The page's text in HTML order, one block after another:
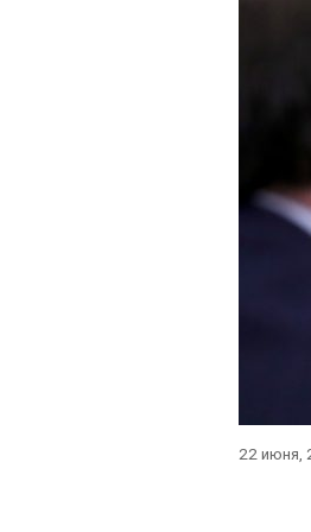
22 июня,